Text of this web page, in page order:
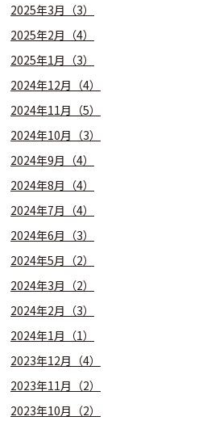
2025年3月（3）
2025年2月（4）
2025年1月（3）
2024年12月（4）
2024年11月（5）
2024年10月（3）
2024年9月（4）
2024年8月（4）
2024年7月（4）
2024年6月（3）
2024年5月（2）
2024年3月（2）
2024年2月（3）
2024年1月（1）
2023年12月（4）
2023年11月（2）
2023年10月（2）